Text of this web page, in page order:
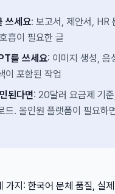
쓰세요: 보고서, 제안서, HR
흡이 필요한 글
를 쓰세요: 이미지 생성, 음
이 포함된 작업
된다면: 20달러 요금제 기
드. 올인원 플랫폼이 필요하
가지: 한국어 문체 품질, 실